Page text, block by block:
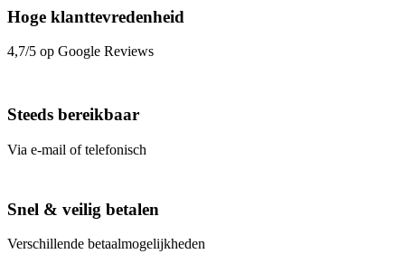
Hoge klanttevredenheid
4,7/5 op Google Reviews
Steeds bereikbaar
Via e-mail of telefonisch
Snel & veilig betalen
Verschillende betaalmogelijkheden